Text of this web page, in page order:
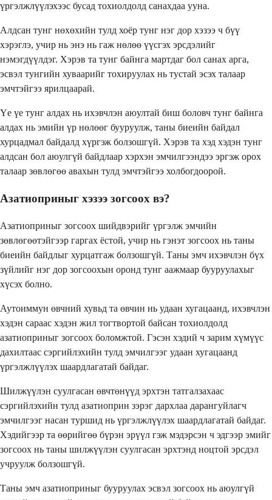
үргэлжлүүлэхээс бусад тохиолдолд санахдаа ууна.
Алдсан тунг нөхөхийн тулд хоёр тунг нэг дор хэзээ ч бүү
хэрэглэ, учир нь энэ нь гаж нөлөө үүсгэх эрсдэлийг
нэмэгдүүлдэг. Хэрэв та тунг байнга мартдаг бол санах арга,
эсвэл тунгийн хуваарийг тохируулах нь тустай эсэх талаар
эмчтэйгээ ярилцаарай.
Үе үе тунг алдах нь ихэвчлэн аюултай биш боловч тунг байнга
алдах нь эмийн үр нөлөөг бууруулж, таны биеийн байдал
хурцадмал байдалд хүргэж болзошгүй. Хэрэв та хэд хэдэн тунг
алдсан бол аюулгүй байдлаар хэрхэн эмчилгээндээ эргэж орох
талаар зөвлөгөө авахын тулд эмчтэйгээ холбогдоорой.
Азатиоприныг хэзээ зогсоох вэ?
Азатиоприныг зогсоох шийдвэрийг үргэлж эмчийн
зөвлөгөөтэйгээр гаргах ёстой, учир нь гэнэт зогсоох нь таны
биеийн байдлыг хурцатгаж болзошгүй. Таны эмч ихэвчлэн бүх
зүйлийг нэг дор зогсоохын оронд тунг аажмаар бууруулахыг
хүсэх болно.
Аутоиммун өвчний хувьд та өвчин нь удаан хугацаанд, ихэвчлэн
хэдэн сараас хэдэн жил тогтвортой байсан тохиолдолд
азатиоприныг зогсоох боломжтой. Гэсэн хэдий ч зарим хүмүүс
дахилтаас сэргийлэхийн тулд эмчилгээг удаан хугацаанд
үргэлжлүүлэх шаардлагатай байдаг.
Шилжүүлэн суулгасан өвчтөнүүд эрхтэн татгалзахаас
сэргийлэхийн тулд азатиоприн зэрэг дархлаа дарангуйлагч
эмчилгээг насан туршид нь үргэлжлүүлэх шаардлагатай байдаг.
Хэдийгээр та өөрийгөө бүрэн эрүүл гэж мэдэрсэн ч эдгээр эмийг
зогсоох нь таны шилжүүлэн суулгасан эрхтэнд ноцтой эрсдэл
учруулж болзошгүй.
Таны эмч азатиоприныг бууруулах эсвэл зогсоох нь аюулгүй